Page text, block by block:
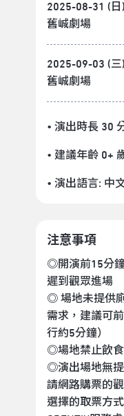
2025-08-31 (日
舊峸劇場
2025-09-03 (三
舊峸劇場
• 演出時長 30
• 建議年齡 0+
• 演出語言: 中
注意事項
◎開演前15分
遲到觀眾進場
◎ 場地未提供
需求，建議可
行約5分鐘）
◎場地禁止飲
◎演出場地無提
請網路購票的
選擇的取票方